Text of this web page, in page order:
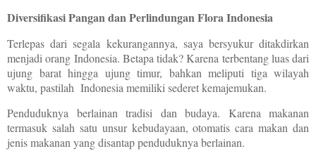
Diversifikasi Pangan dan Perlindungan Flora Indonesia
Terlepas dari segala kekurangannya, saya bersyukur ditakdirkan
menjadi orang Indonesia. Betapa tidak? Karena terbentang luas dari
ujung barat hingga ujung timur, bahkan meliputi tiga wilayah
waktu, pastilah Indonesia memiliki sederet kemajemukan.
Penduduknya berlainan tradisi dan budaya. Karena makanan
termasuk salah satu unsur kebudayaan, otomatis cara makan dan
jenis makanan yang disantap penduduknya berlainan.